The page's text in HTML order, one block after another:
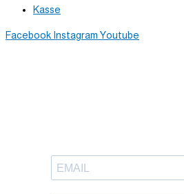
Kasse
Facebook Instagram Youtube